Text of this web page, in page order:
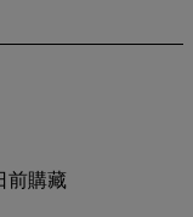
前購藏